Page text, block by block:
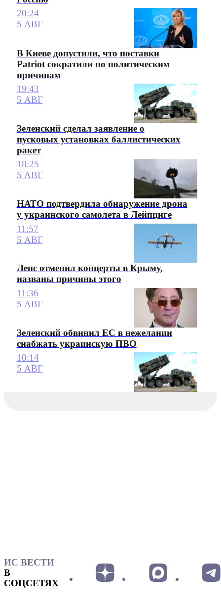
20:24
5 АВГ
В Киеве допустили, что поставки
Patriot сократили по политическим
причинам
19:43
5 АВГ
Зеленский сделал заявление о
пусковых установках баллистических
ракет
18:25
5 АВГ
НАТО подтвердила обнаружение дрона
у украинского самолета в Лейпциге
11:57
5 АВГ
Лепс отменил концерты в Крыму,
названы причины этого
11:36
5 АВГ
Зеленский обвинил ЕС в нежелании
снабжать украинскую ПВО
10:14
5 АВГ
ИС ВЕСТИ
В
СОЦСЕТЯХ